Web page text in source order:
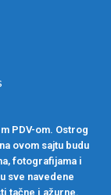
PDV-om. Ostrog
ovom sajtu budu
fotografijama i
sve navedene
tačne i ažurne.